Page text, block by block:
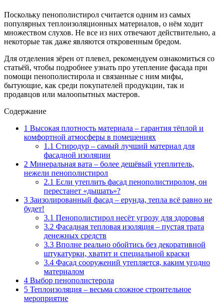
Поскольку пенополистирол считается одним из самых
популярных теплоизоляционных материалов, о нём ходит
множеством слухов. Не все из них отвечают действительно, а
некоторые так даже являются откровенным бредом.
Для отделения зёрен от плевел, рекомендуем ознакомиться со
статьёй, чтобы подробнее узнать про утепление фасада при
помощи пенополистирола и связанные с ним мифы,
бытующие, как среди покупателей продукции, так и
продавцов или малоопытных мастеров.
Содержание
1 Высокая плотность материала – гарантия тёплой и
комфортной атмосферы в помещениях
1.1 Стиродур – самый лучший материал для
фасадной изоляции
2 Минеральная вата – более дешёвый утеплитель,
нежели пенополистирол
2.1 Если утеплить фасад пенополистиролом, он
перестанет «дышать»?
3 Заизолированный фасад – ерунда, тепла всё равно не
будет!
3.1 Пенополистирол несёт угрозу для здоровья
3.2 Фасадная тепловая изоляция – пустая трата
денежных средств
3.3 Вполне реально обойтись без декоративной
штукатурки, хватит и специальной краски
3.4 Фасад сооружений утепляется, каким угодно
материалом
4 Выбор пенополистерола
5 Теплоизоляция – весьма сложное строительное
мероприятие